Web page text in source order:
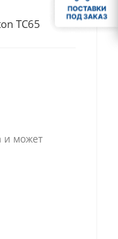
TC65
и может